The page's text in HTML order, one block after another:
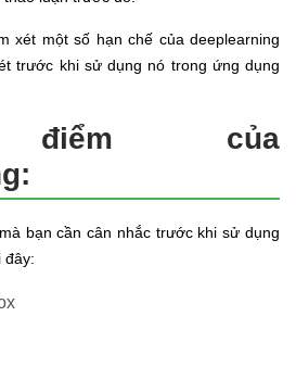
xét một số hạn chế của deeplearning
trước khi sử dụng nó trong ứng dụng
điểm của
bạn cần cân nhắc trước khi sử dụng
đây: